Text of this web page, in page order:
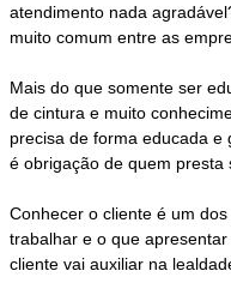
atendimento nada
muito comum entre as
Mais do que somente ser
de cintura e muito
precisa de forma educada e
é obrigação de quem presta
Conhecer o cliente é um
trabalhar e o que
cliente vai auxiliar na